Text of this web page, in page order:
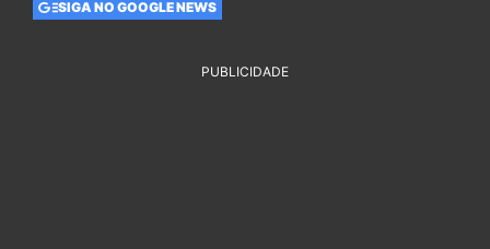
SIGA NO GOOGLE NEWS
PUBLICIDADE